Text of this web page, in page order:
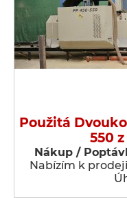
Použitá
550
Nákup /
Nabízím k